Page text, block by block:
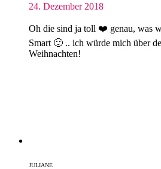
24. Dezember 2018
Oh die sind ja toll ❤️ genau, was
Smart 🙂 .. ich würde mich über
Weihnachten!
JULIANE